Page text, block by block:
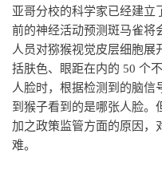
亚哥分校的科学家已经建立
前的神经活动预测斑马雀将
人员对猕猴视觉皮层细胞展
括肤色、眼距在内的 50 个
人脸时，根据检测到的脑信
到猴子看到的是哪张人脸。
加之政策监管方面的原因，
难。